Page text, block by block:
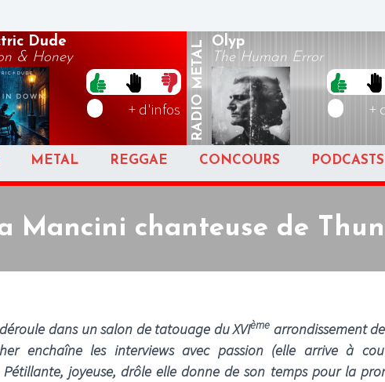
Dude
& Honey
+ d'infos RADIO
METAL Olyp
The Human Error
+
METAL REGGAE CONCOURS PODCASTS
Mancini chanteuse de
dans un salon de tatouage du XVIème arrondissement
enchaîne les interviews avec passion (elle arrive à
joyeuse, drôle elle donne de son temps pour la